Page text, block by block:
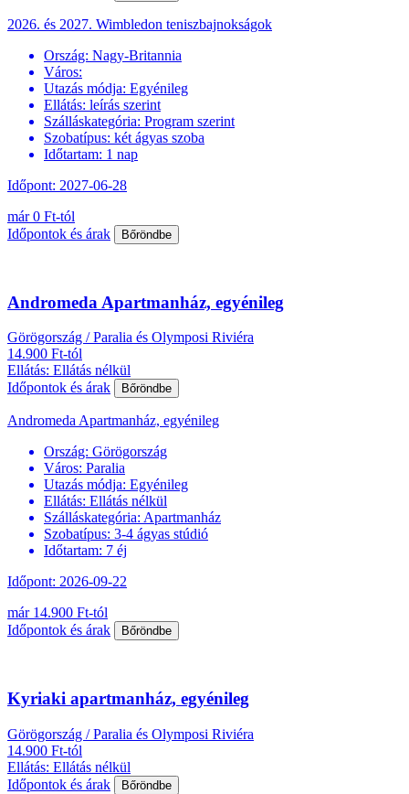
2026. és 2027. Wimbledon teniszbajnokságok
Ország: Nagy-Britannia
Város:
Utazás módja: Egyénileg
Ellátás: leírás szerint
Szálláskategória: Program szerint
Szobatípus: két ágyas szoba
Időtartam: 1 nap
Időpont: 2027-06-28
már 0 Ft-tól
Időpontok és árak
Bőröndbe
Andromeda Apartmanház, egyénileg
Görögország / Paralia és Olymposi Riviéra
14.900 Ft-tól
Ellátás: Ellátás nélkül
Időpontok és árak
Bőröndbe
Andromeda Apartmanház, egyénileg
Ország: Görögország
Város: Paralia
Utazás módja: Egyénileg
Ellátás: Ellátás nélkül
Szálláskategória: Apartmanház
Szobatípus: 3-4 ágyas stúdió
Időtartam: 7 éj
Időpont: 2026-09-22
már 14.900 Ft-tól
Időpontok és árak
Bőröndbe
Kyriaki apartmanház, egyénileg
Görögország / Paralia és Olymposi Riviéra
14.900 Ft-tól
Ellátás: Ellátás nélkül
Időpontok és árak
Bőröndbe